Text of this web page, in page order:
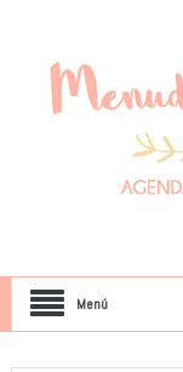
Menú